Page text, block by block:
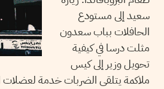
سعيد إلى مستودع
الحافلات بباب سعدون
مثلت درسا في كيفية
تحويل وزير إلى كيس
ملاكمة يتلقى الضربات خدمة لعضلات